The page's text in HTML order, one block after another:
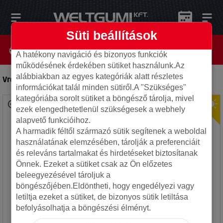
Vredestein 255/45ZR20 101W ULTRAC PRO-Autó gumi
Süti beállítások
A hatékony navigáció és bizonyos funkciók
működésének érdekében sütiket használunk.Az
alábbiakban az egyes kategóriák alatt részletes
információkat talál minden sütiről.A "Szükséges"
kategóriába sorolt sütiket a böngésző tárolja, mivel
ezek elengedhetetlenül szükségesek a webhely
alapvető funkcióihoz.
A harmadik féltől származó sütik segítenek a weboldal
használatának elemzésében, tárolják a preferenciáit
és releváns tartalmakat és hirdetéseket biztosítanak
Önnek. Ezeket a sütiket csak az Ön előzetes
beleegyezésével tároljuk a
böngészőjében.Eldöntheti, hogy engedélyezi vagy
letiltja ezeket a sütiket, de bizonyos sütik letiltása
befolyásolhatja a böngészési élményt.